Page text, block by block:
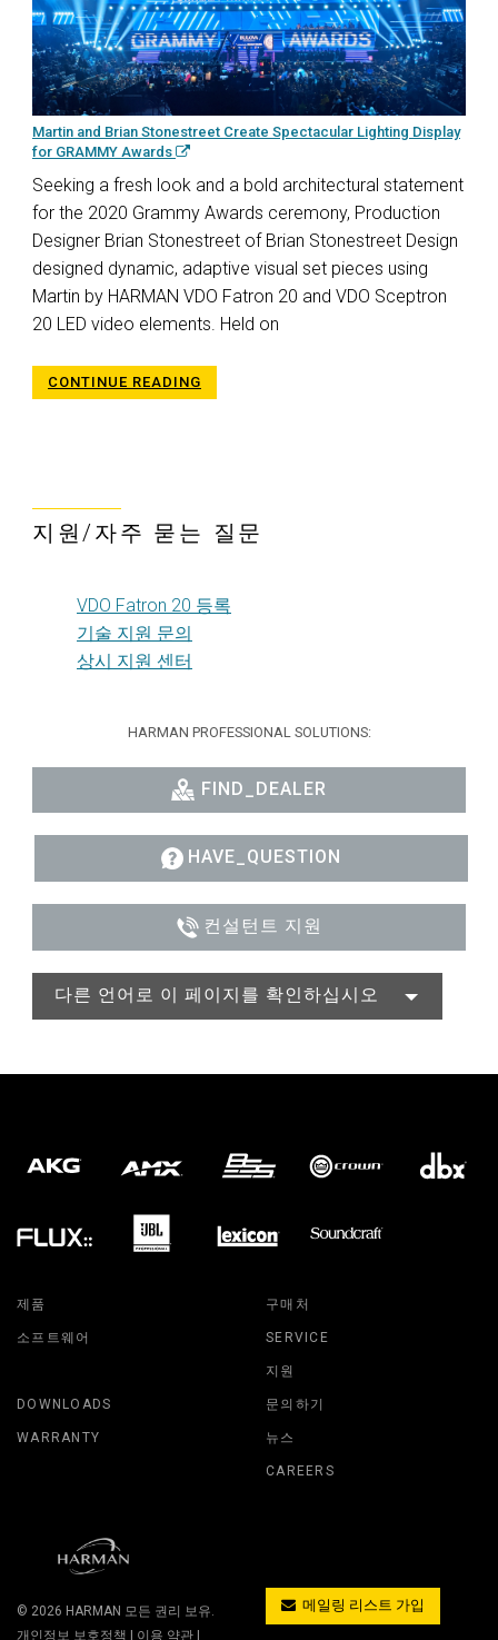
Martin and Brian Stonestreet Create Spectacular Lighting Display
for GRAMMY Awards
Seeking a fresh look and a bold architectural statement
for the 2020 Grammy Awards ceremony, Production
Designer Brian Stonestreet of Brian Stonestreet Design
designed dynamic, adaptive visual set pieces using
Martin by HARMAN VDO Fatron 20 and VDO Sceptron
20 LED video elements. Held on
CONTINUE READING
지원/자주 묻는 질문
VDO Fatron 20 등록
기술 지원 문의
상시 지원 센터
HARMAN PROFESSIONAL SOLUTIONS:
FIND_DEALER
HAVE_QUESTION
컨설턴트 지원
다른 언어로 이 페이지를 확인하십시오
제품
소프트웨어
구매처
SERVICE
지원
DOWNLOADS
WARRANTY
문의하기
뉴스
CAREERS
© 2026 HARMAN 모든 권리 보유.
개인정보 보호정책
이용 약관
메일링 리스트 가입